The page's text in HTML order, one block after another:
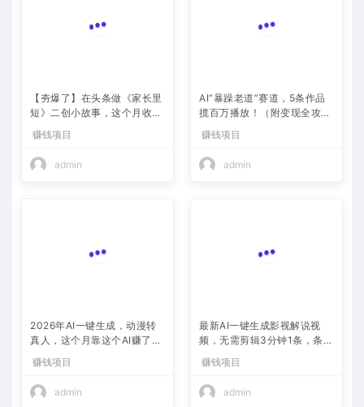
短》二创小故事，这个月收益
2w+
AI“暴躁老道”赛道，5条作品
揽百万播放！（附变现全攻
略）
赚钱项目
admin
2026年AI一键生成，动漫转
真人，这个月靠这个AI赚了2
W+
赚钱项目
admin
最新AI一键生成影视解说视
频，无需剪辑3分钟1条，条条
爆款，多平台变现日入2000
+
赚钱项目
admin